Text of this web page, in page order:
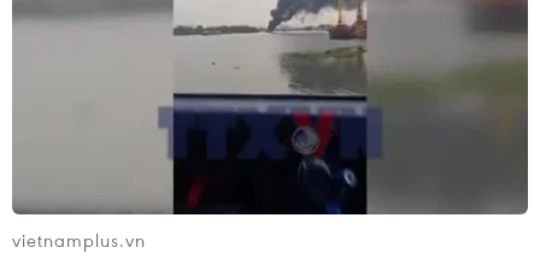
Đây mới chỉ là bàn thắng thứ 4 trong sự nghiệp của Asensio
trên đấu trường Champions League, trong đó có đến 3 pha lập
công tiền vệ trẻ này ghi sau khi vào sân từ băng ghế dự bị.
vietnamplus.vn